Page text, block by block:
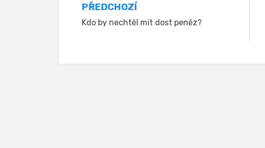
Navigace
pro
PŘEDCHOZÍ
Kdo by nechtěl mít dost peněz?